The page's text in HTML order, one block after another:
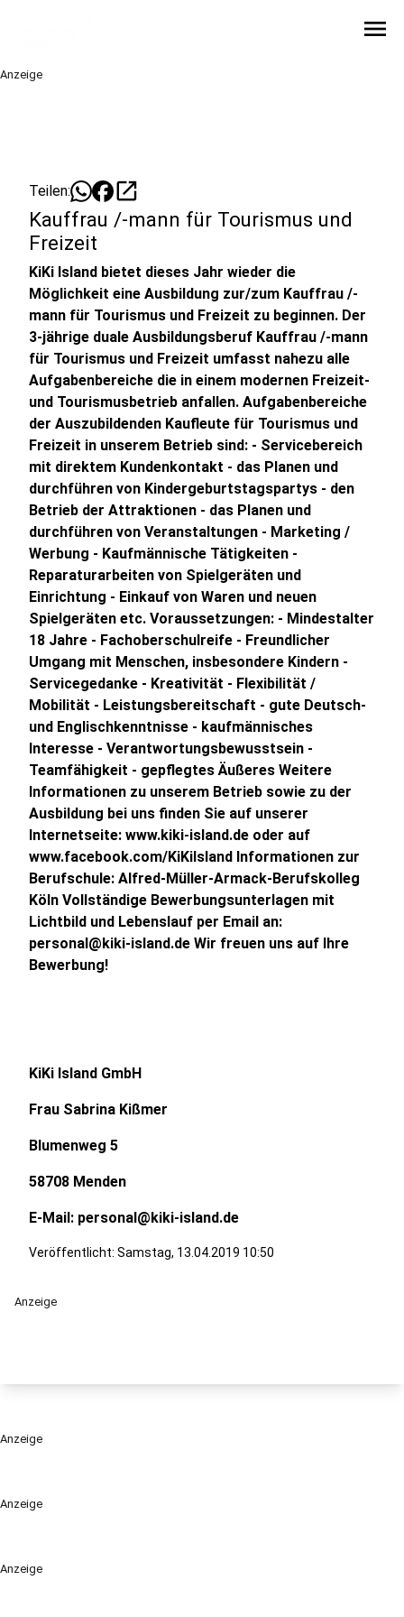
menu
Anzeige
Anzeige
Anzeige
Teilen: open_in_new
Kauffrau /-mann für Tourismus und
Freizeit
KiKi Island bietet dieses Jahr wieder die
Möglichkeit eine Ausbildung zur/zum Kauffrau /-
mann für Tourismus und Freizeit zu beginnen. Der
3-jährige duale Ausbildungsberuf Kauffrau /-mann
für Tourismus und Freizeit umfasst nahezu alle
Aufgabenbereiche die in einem modernen Freizeit-
und Tourismusbetrieb anfallen. Aufgabenbereiche
der Auszubildenden Kaufleute für Tourismus und
Freizeit in unserem Betrieb sind: - Servicebereich
mit direktem Kundenkontakt - das Planen und
durchführen von Kindergeburtstagspartys - den
Betrieb der Attraktionen - das Planen und
durchführen von Veranstaltungen - Marketing /
Werbung - Kaufmännische Tätigkeiten -
Reparaturarbeiten von Spielgeräten und
Einrichtung - Einkauf von Waren und neuen
Spielgeräten etc. Voraussetzungen: - Mindestalter
18 Jahre - Fachoberschulreife - Freundlicher
Umgang mit Menschen, insbesondere Kindern -
Servicegedanke - Kreativität - Flexibilität /
Mobilität - Leistungsbereitschaft - gute Deutsch-
und Englischkenntnisse - kaufmännisches
Interesse - Verantwortungsbewusstsein -
Teamfähigkeit - gepflegtes Äußeres Weitere
Informationen zu unserem Betrieb sowie zu der
Ausbildung bei uns finden Sie auf unserer
Internetseite: www.kiki-island.de oder auf
www.facebook.com/KiKiIsland Informationen zur
Berufschule: Alfred-Müller-Armack-Berufskolleg
Köln Vollständige Bewerbungsunterlagen mit
Lichtbild und Lebenslauf per Email an:
personal@kiki-island.de Wir freuen uns auf Ihre
Bewerbung!
KiKi Island GmbH
Frau Sabrina Kißmer
Blumenweg 5
58708 Menden
E-Mail: personal@kiki-island.de
Veröffentlicht: Samstag, 13.04.2019 10:50
Anzeige
Anzeige